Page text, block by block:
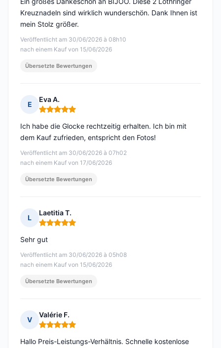
Veröffentlicht am 30/06/2026 à 08h10
nach einem Kauf von 15/06/2026
Kreuznadeln sind wirklich wunderschön. Dank Ihnen ist
mein Stolz größer.
Übersetzte Bewertungen
E
Eva A.
Hinweis: 5 von 5
Veröffentlicht am 30/06/2026 à 07h02
nach einem Kauf von 17/06/2026
Ich habe die Glocke rechtzeitig erhalten. Ich bin mit
dem Kauf zufrieden, entspricht den Fotos!
Übersetzte Bewertungen
L
Laetitia T.
Hinweis: 5 von 5
Veröffentlicht am 30/06/2026 à 05h08
nach einem Kauf von 15/06/2026
Sehr gut
Übersetzte Bewertungen
V
Valérie F.
Hinweis: 5 von 5
Hallo Preis-Leistungs-Verhältnis. Schnelle kostenlose